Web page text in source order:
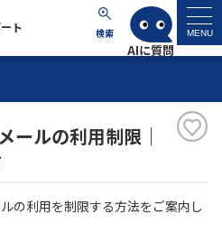
ト 検索 MENU
ールの利用制限｜
の利用を制限する方法をご案内し